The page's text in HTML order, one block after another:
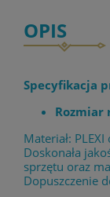
OPIS
Specyfikacja
Rozmiar
Materiał:
Doskonała
sprzętu oraz
Dopuszczenie